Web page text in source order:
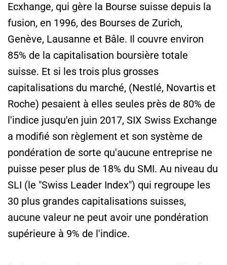
Ecxhange, qui gère la Bourse suisse depuis la
fusion, en 1996, des Bourses de Zurich,
Genève, Lausanne et Bâle. Il couvre environ
85% de la capitalisation boursière totale
suisse. Et si les trois plus grosses
capitalisations du marché, (Nestlé, Novartis et
Roche) pesaient à elles seules près de 80% de
l'indice jusqu'en juin 2017, SIX Swiss Exchange
a modifié son règlement et son système de
pondération de sorte qu'aucune entreprise ne
puisse peser plus de 18% du SMI. Au niveau du
SLI (le "Swiss Leader Index") qui regroupe les
30 plus grandes capitalisations suisses,
aucune valeur ne peut avoir une pondération
supérieure à 9% de l'indice.